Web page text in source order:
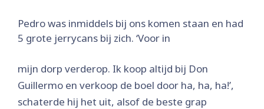
Pedro was inmiddels bij ons komen staan en had
5 grote jerrycans bij zich. ‘Voor in
mijn dorp verderop. Ik koop altijd bij Don
Guillermo en verkoop de boel door ha, ha, ha!’,
schaterde hij het uit, alsof de beste grap